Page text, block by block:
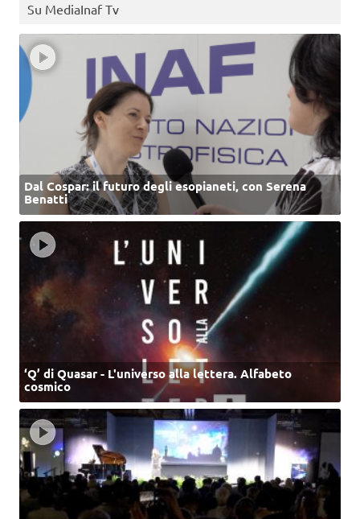
Su MediaInaf Tv
Dal Cospar: il futuro degli esopianeti, con Serena
Benatti
‘Q’ di Quasar - L'universo alla lettera. Alfabeto
cosmico